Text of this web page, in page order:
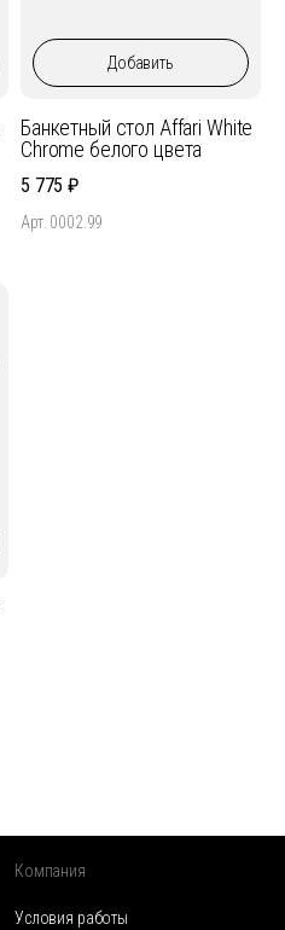
Добавить
Банкетный стол Affari White
Chrome белого цвета
5 775
Арт. 0002.99
Компания
Условия работы